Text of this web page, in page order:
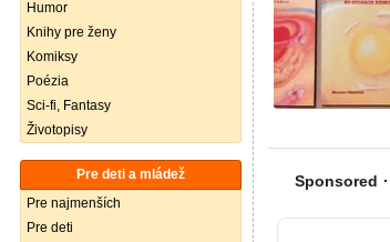
Humor
Knihy pre ženy
Komiksy
Poézia
Sci-fi, Fantasy
Životopisy
Pre deti a mládež
Pre najmenších
Pre deti